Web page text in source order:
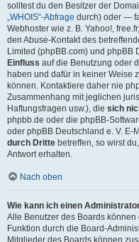
solltest du den Besitzer der
„WHOIS“-Abfrage durch) oder —
Webhoster wie z. B. Yahoo!,
den Abuse-Kontakt des
Limited (phpBB.com) und phpBB
Einfluss auf die Benutzung oder
haben und dafür in keiner Weise
können. Kontaktiere daher nie
Zusammenhang mit jeglichen
Haftungsfragen usw.), die sich
phpbb.de oder die phpBB-
oder phpBB Deutschland e. V. E-
durch Dritte betreffen, so wirst
Antwort erhalten.
Nach oben
Wie kann ich einen
Alle Benutzer des Boards
Funktion durch die Board-
Mitglieder des Boards können